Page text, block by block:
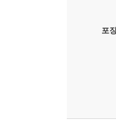
포